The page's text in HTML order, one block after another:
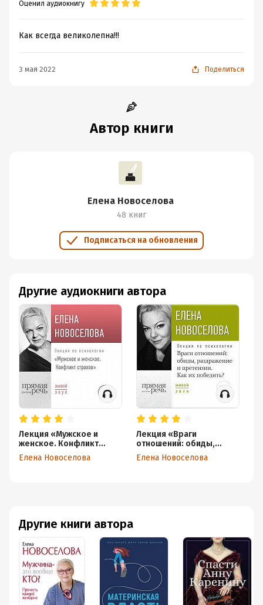
Оценил аудиокнигу
Как всегда великолепна!!!
3 мая 2022 Поделиться
Автор книги
Елена Новоселова
48 книг
Подписаться на обновления
Другие книги автора
Другие аудиокниги автора
Лекция «Мужское и
женское. Конфликт
страхов»
Елена Новоселова
Лекция «Враги
отношений: обиды,
раздражение и
претензии. Как их
Елена Новоселова